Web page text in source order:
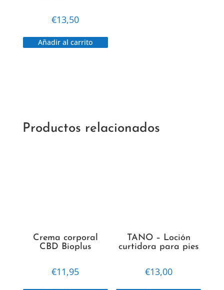
€13,50
Añadir al carrito
Productos relacionados
Crema corporal
CBD Bioplus
€11,95
TANO – Loción
curtidora para pies
€13,00